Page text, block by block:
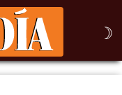
☽